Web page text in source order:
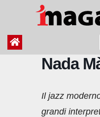
contenuto
Nada
Il jazz
grandi